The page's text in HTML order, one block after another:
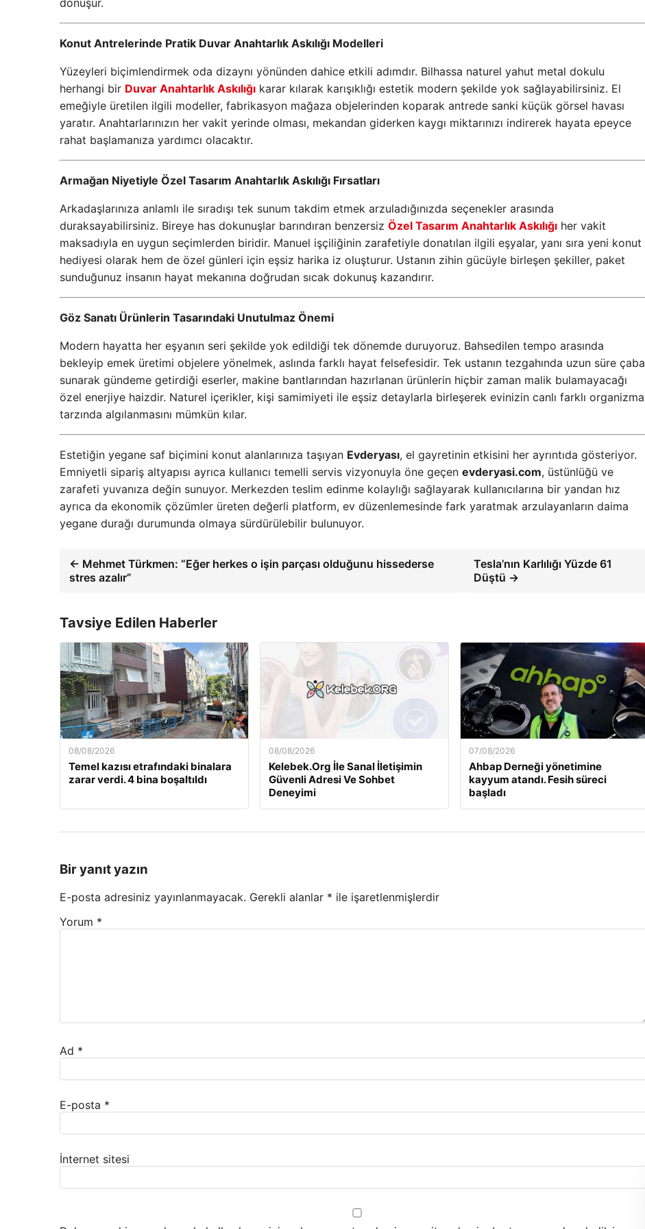
Konut Antrelerinde Pratik Duvar Anahtarlık Askılığı Modelleri
Yüzeyleri biçimlendirmek oda dizaynı yönünden dahice etkili adımdır. Bilhassa naturel yahut metal dokulu
herhangi bir Duvar Anahtarlık Askılığı karar kılarak karışıklığı estetik modern şekilde yok sağlayabilirsiniz. El
emeğiyle üretilen ilgili modeller, fabrikasyon mağaza objelerinden koparak antrede sanki küçük görsel havası
yaratır. Anahtarlarınızın her vakit yerinde olması, mekandan giderken kaygı miktarınızı indirerek hayata epeyce
rahat başlamanıza yardımcı olacaktır.
Armağan Niyetiyle Özel Tasarım Anahtarlık Askılığı Fırsatları
Arkadaşlarınıza anlamlı ile sıradışı tek sunum takdim etmek arzuladığınızda seçenekler arasında
duraksayabilirsiniz. Bireye has dokunuşlar barındıran benzersiz Özel Tasarım Anahtarlık Askılığı her vakit
maksadıyla en uygun seçimlerden biridir. Manuel işçiliğinin zarafetiyle donatılan ilgili eşyalar, yanı sıra yeni konut
hediyesi olarak hem de özel günleri için eşsiz harika iz oluşturur. Ustanın zihin gücüyle birleşen şekiller, paket
sunduğunuz insanın hayat mekanına doğrudan sıcak dokunuş kazandırır.
Göz Sanatı Ürünlerin Tasarındaki Unutulmaz Önemi
Modern hayatta her eşyanın seri şekilde yok edildiği tek dönemde duruyoruz. Bahsedilen tempo arasında
bekleyip emek üretimi objelere yönelmek, aslında farklı hayat felsefesidir. Tek ustanın tezgahında uzun süre çaba
sunarak gündeme getirdiği eserler, makine bantlarından hazırlanan ürünlerin hiçbir zaman malik bulamayacağı
özel enerjiye haizdir. Naturel içerikler, kişi samimiyeti ile eşsiz detaylarla birleşerek evinizin canlı farklı organizma
tarzında algılanmasını mümkün kılar.
Estetiğin yegane saf biçimini konut alanlarınıza taşıyan Evderyası, el gayretinin etkisini her ayrıntıda gösteriyor.
Emniyetli sipariş altyapısı ayrıca kullanıcı temelli servis vizyonuyla öne geçen evderyasi.com, üstünlüğü ve
zarafeti yuvanıza değin sunuyor. Merkezden teslim edinme kolaylığı sağlayarak kullanıcılarına bir yandan hız
ayrıca da ekonomik çözümler üreten değerli platform, ev düzenlemesinde fark yaratmak arzulayanların daima
yegane durağı durumunda olmaya sürdürülebilir bulunuyor.
← Mehmet Türkmen: “Eğer herkes o işin parçası olduğunu hissederse
stres azalır”
Tesla’nın Karlılığı Yüzde 61
Düştü →
Tavsiye Edilen Haberler
08/08/2026
Temel kazısı etrafındaki binalara
zarar verdi. 4 bina boşaltıldı
08/08/2026
Kelebek.Org İle Sanal İletişimin
Güvenli Adresi Ve Sohbet
Deneyimi
07/08/2026
Ahbap Derneği yönetimine
kayyum atandı. Fesih süreci
başladı
Bir yanıt yazın
E-posta adresiniz yayınlanmayacak. Gerekli alanlar * ile işaretlenmişlerdir
Yorum *
Ad *
E-posta *
İnternet sitesi